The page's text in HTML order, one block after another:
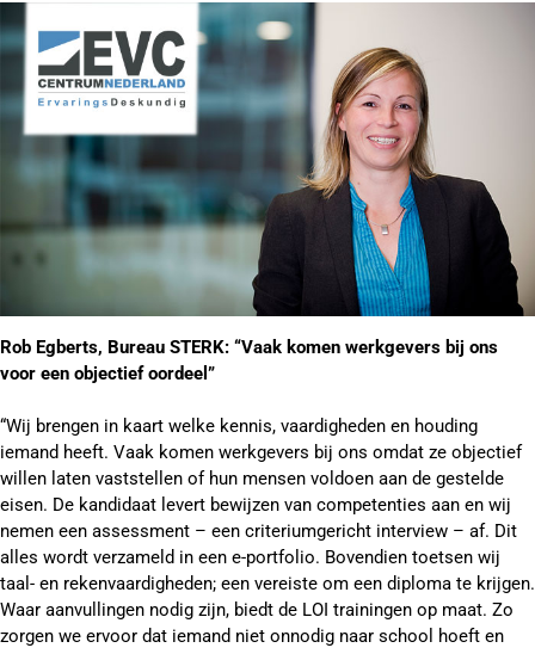
Rob Egberts, Bureau STERK: “Vaak komen werkgevers bij ons
voor een objectief oordeel”
“Wij brengen in kaart welke kennis, vaardigheden en houding
iemand heeft. Vaak komen werkgevers bij ons omdat ze objectief
willen laten vaststellen of hun mensen voldoen aan de gestelde
eisen. De kandidaat levert bewijzen van competenties aan en wij
nemen een assessment – een criteriumgericht interview – af. Dit
alles wordt verzameld in een e-portfolio. Bovendien toetsen wij
taal- en rekenvaardigheden; een vereiste om een diploma te krijgen.
Waar aanvullingen nodig zijn, biedt de LOI trainingen op maat. Zo
zorgen we ervoor dat iemand niet onnodig naar school hoeft en